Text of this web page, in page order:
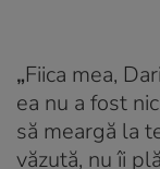
„Fiica mea,
ea nu a fost
să meargă la
văzută, nu îi